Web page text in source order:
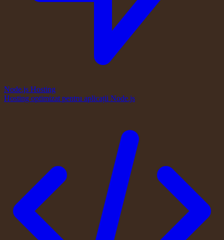
Node.js Hosting
Hosting optimizat pentru aplicații Node.js